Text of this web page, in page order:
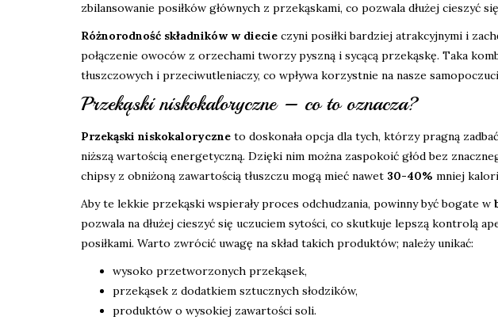
zbilansowanie posiłków głównych z przekąskami, co pozwala dłużej cieszyć
Różnorodność składników w diecie czyni posiłki bardziej atrakcyjnymi i
połączenie owoców z orzechami tworzy pyszną i sycącą przekąskę. Taka
tłuszczowych i przeciwutleniaczy, co wpływa korzystnie na nasze
Przekąski niskokaloryczne – co to oznacza?
Przekąski niskokaloryczne to doskonała opcja dla tych, którzy pragną
niższą wartością energetyczną. Dzięki nim można zaspokoić głód bez
chipsy z obniżoną zawartością tłuszczu mogą mieć nawet 30-40% mniej
Aby te lekkie przekąski wspierały proces odchudzania, powinny być bogate w
pozwala na dłużej cieszyć się uczuciem sytości, co skutkuje lepszą kontrolą
posiłkami. Warto zwrócić uwagę na skład takich produktów; należy unikać:
wysoko przetworzonych przekąsek,
przekąsek z dodatkiem sztucznych słodzików,
produktów o wysokiej zawartości soli.